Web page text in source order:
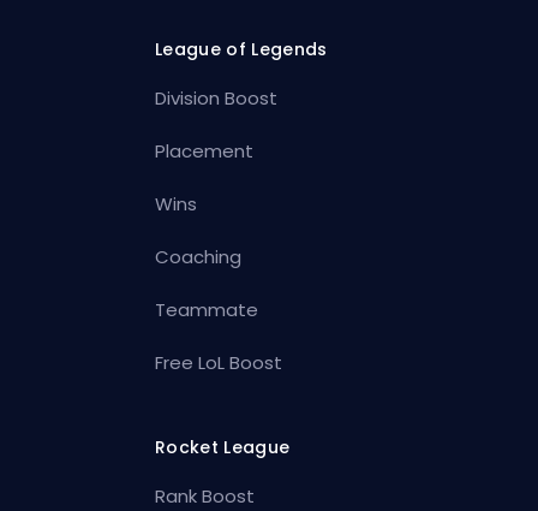
League of Legends
Division Boost
Placement
Wins
Coaching
Teammate
Free LoL Boost
Rocket League
Rank Boost